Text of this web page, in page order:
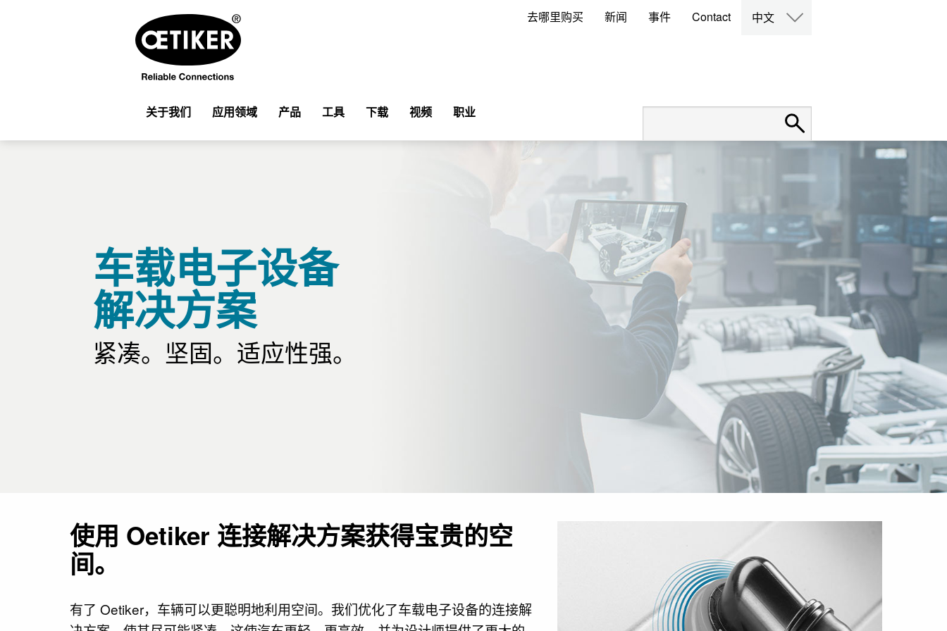
去哪里购买 新闻 事件 Contact 中文
关于我们 应用领域 产品 工具 下载 视频 职业
车载电子设备
解决方案
紧凑。坚固。适应性强。
使用 Oetiker 连接解决方案获得宝贵的空
间。
有了 Oetiker，车辆可以更聪明地利用空间。我们优化了车载电子设备的连接解